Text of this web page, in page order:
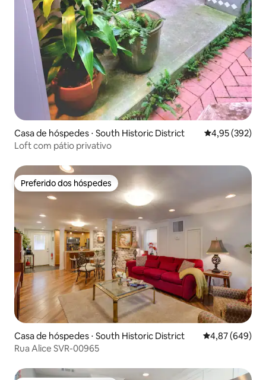
Casa de hóspedes ⋅ South Historic District 4,95 de uma
4,95 (392)
Loft com pátio privativo
Preferido dos hóspedes
Preferido dos hóspedes
Casa de hóspedes ⋅ South Historic District 4,87 de uma
4,87 (649)
Rua Alice SVR-00965